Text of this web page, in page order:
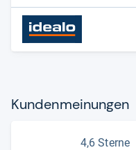
Kun­den­mei­nun­gen
4,6 Sterne